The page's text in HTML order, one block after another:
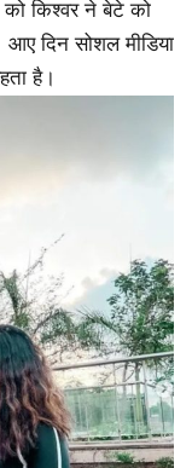
किश्वर ने बेटे को
आए दिन सोशल मीडिया
है।